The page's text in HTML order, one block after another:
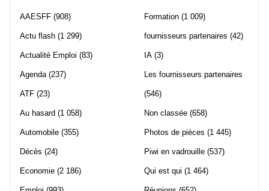
AAESFF (908)
Actu flash (1 299)
Actualité Emploi (83)
Agenda (237)
ATF (23)
Au hasard (1 058)
Automobile (355)
Décès (24)
Economie (2 186)
Formation (1 009)
fournisseurs partenaires (42)
IA (3)
Les fournisseurs partenaires
(546)
Non classée (658)
Photos de pièces (1 445)
Piwi en vadrouille (537)
Qui est qui (1 464)